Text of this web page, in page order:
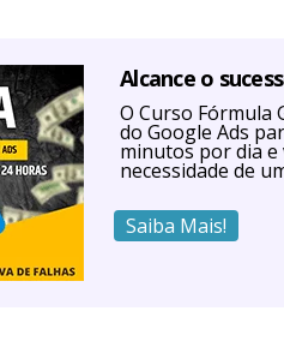
Alcance o
O Curso Fórmula
do Google Ads
minutos por dia e
necessidade de
Saiba Mais!